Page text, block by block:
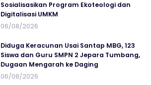
Sosialisasikan Program Ekoteologi dan
Digitalisasi UMKM
06/08/2026
Diduga Keracunan Usai Santap MBG, 123
Siswa dan Guru SMPN 2 Jepara Tumbang,
Dugaan Mengarah ke Daging
06/08/2026